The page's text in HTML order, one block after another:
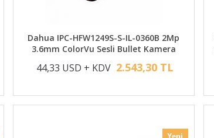
Dahua IPC-HFW1249S-S-IL-0360B 2Mp
3.6mm ColorVu Sesli Bullet Kamera
44,33 USD + KDV 2.543,30 TL